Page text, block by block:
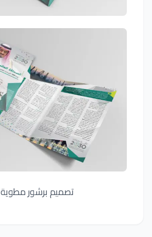
تصميم برشور مطوية